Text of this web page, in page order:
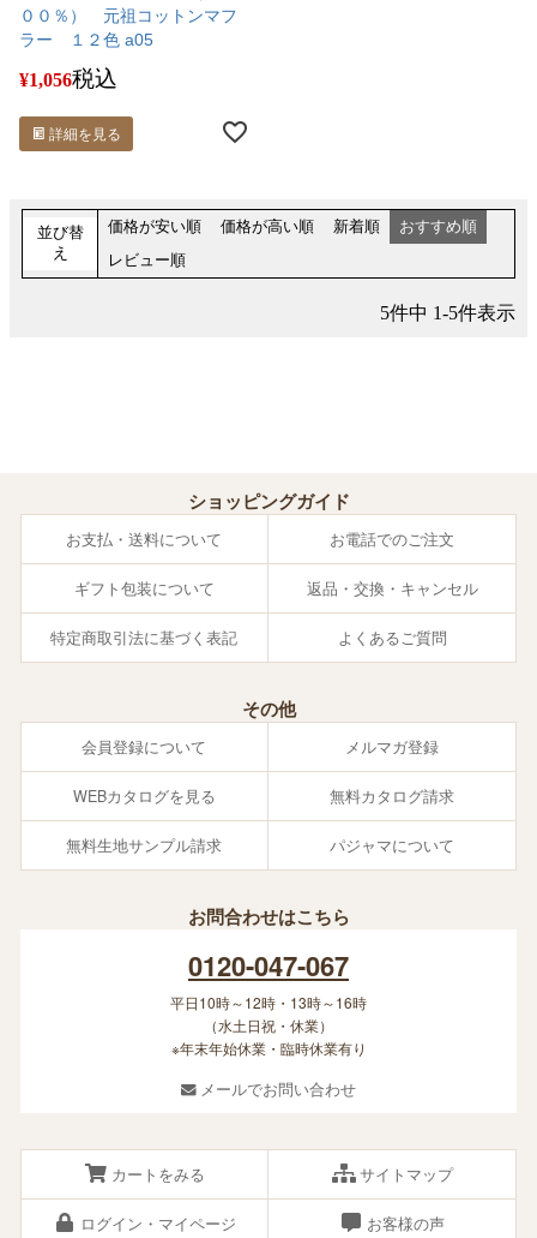
００％） 元祖コットンマフ
ラー １２色 a05
¥1,056税込
詳細を見る
並び替
え
価格が安い順 価格が高い順 新着順
おすすめ順
レビュー順
5件中 1-5件表示
ショッピングガイド
お支払・送料について お電話でのご注文
ギフト包装について 返品・交換・キャンセル
特定商取引法に基づく表記 よくあるご質問
その他
会員登録について メルマガ登録
WEBカタログを見る 無料カタログ請求
無料生地サンプル請求 パジャマについて
お問合わせはこちら
0120-047-067
平日10時～12時・13時～16時
（水土日祝・休業）
※年末年始休業・臨時休業有り
メールでお問い合わせ
カートをみる サイトマップ
ログイン・マイページ お客様の声